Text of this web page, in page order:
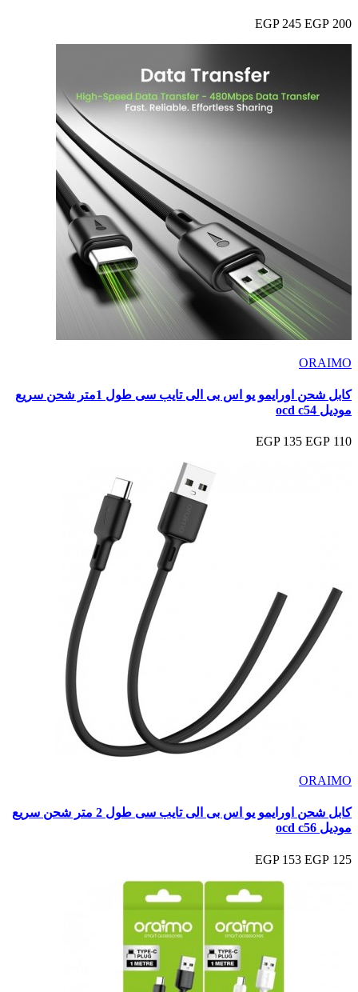
200 EGP
245 EGP
ORAIMO
كابل شحن اورايمو يو اس بى الى تايب سى طول 1متر شحن سريع
موديل ocd c54
110 EGP
135 EGP
ORAIMO
كابل شحن اورايمو يو اس بى الى تايب سى طول 2 متر شحن سريع
موديل ocd c56
125 EGP
153 EGP